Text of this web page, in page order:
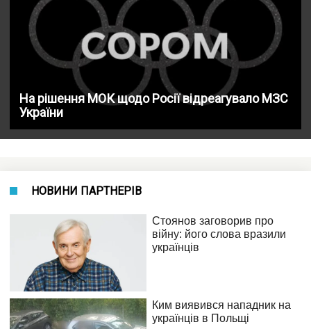
На рішення МОК щодо Росії відреагувало МЗС
України
НОВИНИ ПАРТНЕРІВ